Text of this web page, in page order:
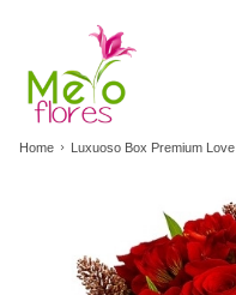
Home Luxuoso Box Premium Love